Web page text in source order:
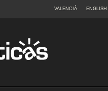
VALENCIÀ ENGLISH